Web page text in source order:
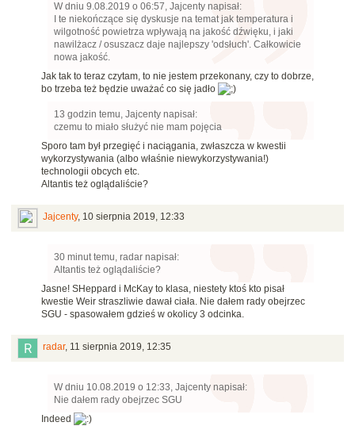
W dniu 9.08.2019 o 06:57, Jajcenty napisał:
I te niekończące się dyskusje na temat jak temperatura i
wilgotność powietrza wpływają na jakość dźwięku, i jaki
nawilżacz / osuszacz daje najlepszy 'odsłuch'. Całkowicie
nowa jakość.
Jak tak to teraz czytam, to nie jestem przekonany, czy to dobrze,
bo trzeba też będzie uważać co się jadło
13 godzin temu, Jajcenty napisał:
czemu to miało służyć nie mam pojęcia
Sporo tam był przegięć i naciągania, zwłaszcza w kwestii
wykorzystywania (albo właśnie niewykorzystywania!)
technologii obcych etc.
Altantis też oglądaliście?
Jajcenty, 10 sierpnia 2019, 12:33
30 minut temu, radar napisał:
Altantis też oglądaliście?
Jasne! SHeppard i McKay to klasa, niestety ktoś kto pisał
kwestie Weir straszliwie dawał ciała. Nie dałem rady obejrzec
SGU - spasowałem gdzieś w okolicy 3 odcinka.
radar, 11 sierpnia 2019, 12:35
W dniu 10.08.2019 o 12:33, Jajcenty napisał:
Nie dałem rady obejrzec SGU
Indeed